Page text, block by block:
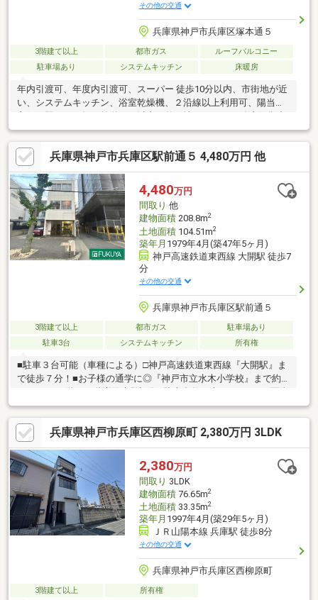
その他の交通
兵庫県神戸市兵庫区塚本通５
3階建て以上 都市ガス
ルーフバルコニー
駐車場あり
システムキッチン 床暖房
年内引渡可、年度内引渡可、スーパー 徒歩10分以内、市街地が近
い、システムキッチン、浴室乾燥機、２沿線以上利用可、陽当り
台、トイレ２ヶ所、床下収納、浴室に窓、ＴＶモニタ付インター
ホン、都市近郊、通風良好、全居室フローリング、眺望良好、ウ
ォークインクローゼット、ＩＨクッキングヒーター、３階建以
上、都市ガス、ジェットバス、BS・CS・CATV、小学校 徒歩10分
以内、ルーフバルコニー、平坦地、２世帯住宅、屋根裏収納、床
暖房、屋上、納戸、整備された歩道、ビルトインガレージ
兵庫県神戸市兵庫区駅前通５ 4,480万円 他
4,480万円
間取り 他
建物面積208.8m2
土地面積104.51m2
築年月 1979年4月(築47年5ヶ月)
神戸高速鉄道東西線 大開駅 徒歩7
分
その他の交通
兵庫県神戸市兵庫区駅前通５
3階建て以上 都市ガス
駐車場あり
駐車3台
システムキッチン 所有権
■駐車３台可能（車種による）□神戸高速鉄道東西線『大開駅』ま
で徒歩７分！■お子様の通学に◎『神戸市立水木小学校』まで約
中の家具等の調度品は売買対象に含まれません。※１階登記部分
に車庫スペース27.45㎡含む※３階和室部分、間仕切りを取れば和
室１２帖になります。◆ お家さがしの段取りを知りたい◆ご検討
からご契約までの一連の流れをご説明します。初めての住まい購
入のご参考にしてください♪
兵庫県神戸市兵庫区西柳原町 2,380万円 3LDK
2,380万円
間取り 3LDK
建物面積76.65m2
土地面積33.35m2
築年月 1997年4月(築29年5ヶ月)
ＪＲ山陽本線 兵庫駅 徒歩8分
その他の交通
兵庫県神戸市兵庫区西柳原町
3階建て以上 所有権